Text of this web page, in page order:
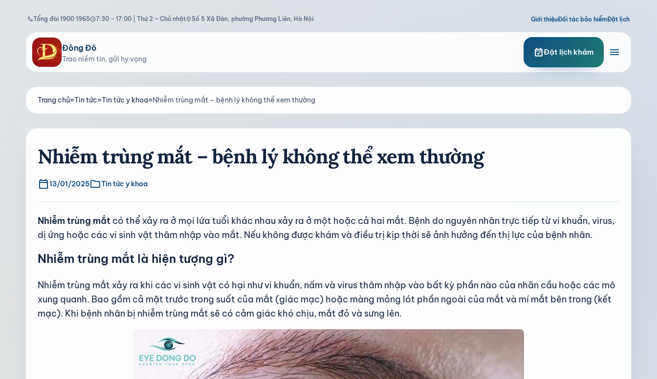
callTổng đài 1900 1965schedule7:30 – 17:00 | Thứ 2 – Chủ nhậtlocation_onSố 5 Xã Đàn, phường Phương Liên, Hà Nội Giới thiệuĐối tác bảo hiểmĐặt lịch
Đông Đô
Trao niềm tin, gửi hy vọng
event_availableĐặt lịch khám menu
Trang chủ»Tin tức»Tin tức y khoa»Nhiễm trùng mắt – bệnh lý không thể xem thường
Nhiễm trùng mắt – bệnh lý không thể xem thường
calendar_today13/01/2025folderTin tức y khoa
Nhiễm trùng mắt có thể xảy ra ở mọi lứa tuổi khác nhau xảy ra ở một hoặc cả hai mắt. Bệnh do nguyên nhân trực tiếp từ vi khuẩn, virus,
dị ứng hoặc các vi sinh vật thâm nhập vào mắt. Nếu không được khám và điều trị kịp thời sẽ ảnh hưởng đến thị lực của bệnh nhân.
Nhiễm trùng mắt là hiện tượng gì?
Nhiễm trùng mắt xảy ra khi các vi sinh vật có hại như vi khuẩn, nấm và virus thâm nhập vào bất kỳ phần nào của nhãn cầu hoặc các mô
xung quanh. Bao gồm cả mặt trước trong suốt của mắt (giác mạc) hoặc màng mỏng lót phần ngoài của mắt và mí mắt bên trong (kết
mạc). Khi bệnh nhân bị nhiễm trùng mắt sẽ có cảm giác khó chịu, mắt đỏ và sưng lên.